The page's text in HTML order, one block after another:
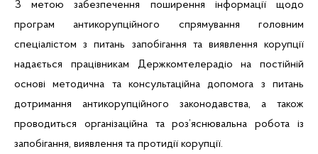
З метою забезпечення поширення інформації щодо
програм антикорупційного спрямування головним
спеціалістом
з питань запобігання та виявлення корупції
надається працівникам Держкомтелерадіо на постійній
основі методична та консультаційна допомога з питань
дотримання антикорупційного законодавства, а також
проводиться організаційна та роз’яснювальна робота із
запобігання, виявлення та протидії корупції.